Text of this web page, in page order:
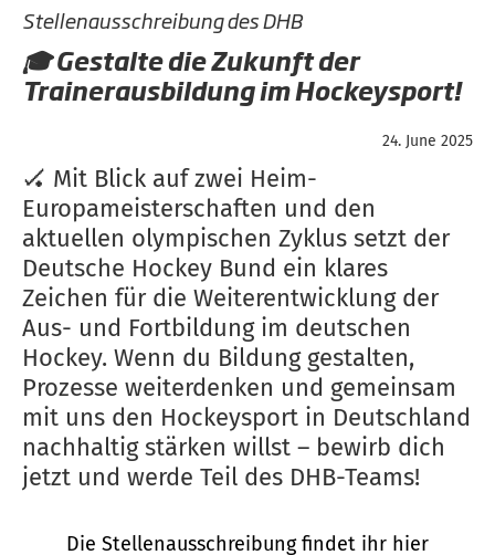
Stellenausschreibung des DHB
🎓 Gestalte die Zukunft der
Trainerausbildung im Hockeysport!
24. June 2025
🏑 Mit Blick auf zwei Heim-
Europameisterschaften und den
aktuellen olympischen Zyklus setzt der
Deutsche Hockey Bund ein klares
Zeichen für die Weiterentwicklung der
Aus- und Fortbildung im deutschen
Hockey. Wenn du Bildung gestalten,
Prozesse weiterdenken und gemeinsam
mit uns den Hockeysport in Deutschland
nachhaltig stärken willst – bewirb dich
jetzt und werde Teil des DHB-Teams!
Die Stellenausschreibung findet ihr hier